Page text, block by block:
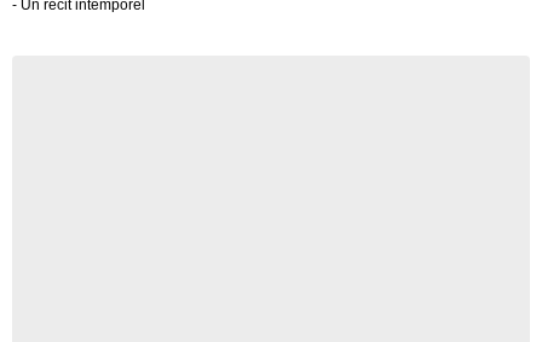
- Un récit intemporel